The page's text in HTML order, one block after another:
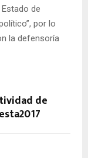
de
por lo
la defensoría
de